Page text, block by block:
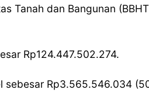
Tanah dan Bangunan
Rp124.447.502.274.
sebesar Rp3.565.546.034